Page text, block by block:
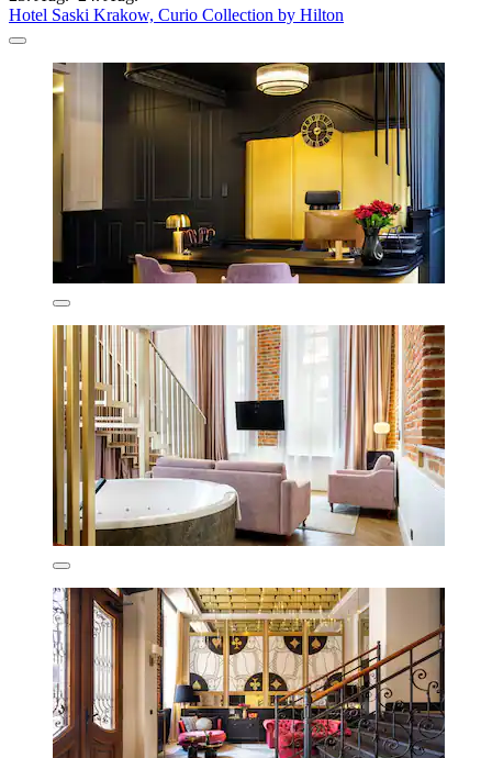
Hotel Saski Krakow, Curio Collection by Hilton